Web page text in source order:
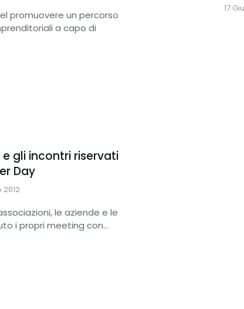
promuovere un percorso
a capo di
gli incontri riservati
Day
2012
le aziende e le
i propri meeting con…
17